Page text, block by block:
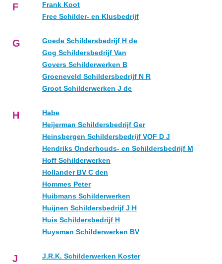
F
Frank Koot
Free Schilder- en Klusbedrijf
G
Goede Schildersbedrijf H de
Gog Schildersbedrijf Van
Govers Schilderwerken B
Groeneveld Schildersbedrijf N R
Groot Schilderwerken J de
H
Habe
Heijerman Schildersbedrijf Ger
Heinsbergen Schildersbedrijf VOF D J
Hendriks Onderhouds- en Schildersbedrijf M
Hoff Schilderwerken
Hollander BV C den
Hommes Peter
Huibmans Schilderwerken
Huijnen Schildersbedrijf J H
Huis Schildersbedrijf H
Huysman Schilderwerken BV
J
J.R.K. Schilderwerken Koster